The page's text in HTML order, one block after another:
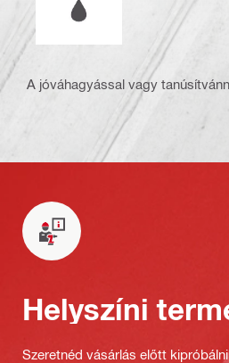
A jóváhagyással vagy
Helyszíni
Szeretnéd vásárlás előtt